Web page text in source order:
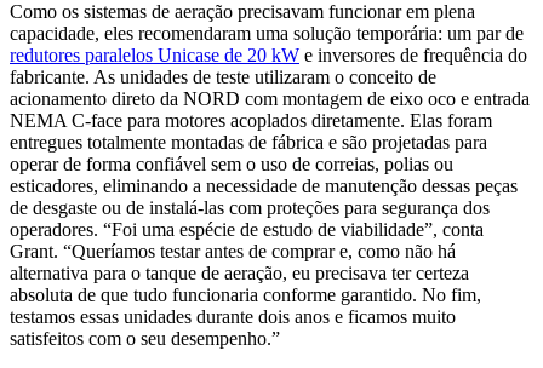
Como os sistemas de aeração precisavam funcionar em plena
capacidade, eles recomendaram uma solução temporária: um par de
redutores paralelos Unicase de 20 kW e inversores de frequência do
fabricante. As unidades de teste utilizaram o conceito de
acionamento direto da NORD com montagem de eixo oco e entrada
NEMA C-face para motores acoplados diretamente. Elas foram
entregues totalmente montadas de fábrica e são projetadas para
operar de forma confiável sem o uso de correias, polias ou
esticadores, eliminando a necessidade de manutenção dessas peças
de desgaste ou de instalá-las com proteções para segurança dos
operadores. “Foi uma espécie de estudo de viabilidade”, conta
Grant. “Queríamos testar antes de comprar e, como não há
alternativa para o tanque de aeração, eu precisava ter certeza
absoluta de que tudo funcionaria conforme garantido. No fim,
testamos essas unidades durante dois anos e ficamos muito
satisfeitos com o seu desempenho.”